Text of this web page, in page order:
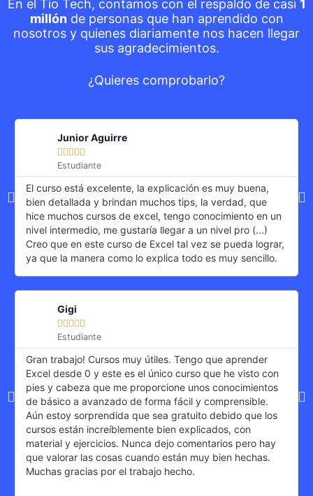
En el Tío Tech, contamos con el respaldo de casi 1
millónde personas que han aprendido con
nosotros y quienes diariamente nos hacen llegar
sus agradecimientos.
¿Quieres comprobarlo?
Junior Aguirre

Estudiante
El curso está excelente, la explicación es muy buena,
bien detallada y brindan muchos tips, la verdad, que
hice muchos cursos de excel, tengo conocimiento en un
nivel intermedio, me gustaría llegar a un nivel pro (...)
Creo que en este curso de Excel tal vez se pueda lograr,
ya que la manera como lo explica todo es muy sencillo.
Gigi

Estudiante
Gran trabajo! Cursos muy útiles. Tengo que aprender
Excel desde 0 y este es el único curso que he visto con
pies y cabeza que me proporcione unos conocimientos
de básico a avanzado de forma fácil y comprensible.
Aún estoy sorprendida que sea gratuito debido que los
cursos están increíblemente bien explicados, con
material y ejercicios. Nunca dejo comentarios pero hay
que valorar las cosas cuando están muy bien hechas.
Muchas gracias por el trabajo hecho.